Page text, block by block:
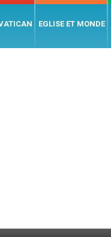
EGLISE ET MONDE